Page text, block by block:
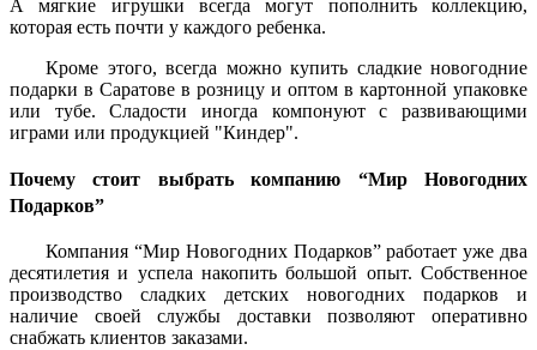
А мягкие игрушки всегда могут пополнить коллекцию,
которая есть почти у каждого ребенка.
Кроме этого, всегда можно купить сладкие новогодние
подарки в Саратове в розницу и оптом в картонной упаковке
или тубе. Сладости иногда компонуют с развивающими
играми или продукцией "Киндер".
Почему стоит выбрать компанию “Мир Новогодних
Подарков”
Компания “Мир Новогодних Подарков” работает уже два
десятилетия и успела накопить большой опыт. Собственное
производство сладких детских новогодних подарков и
наличие своей службы доставки позволяют оперативно
снабжать клиентов заказами.